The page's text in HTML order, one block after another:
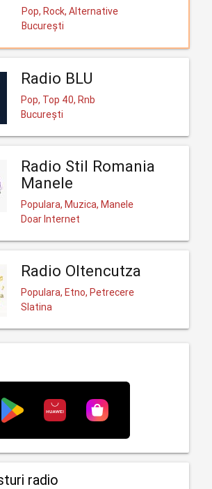
Pop, Rock, Alternative
București
Radio BLU
Pop, Top 40, Rnb
București
Radio Stil Romania
Manele
Populara, Muzica, Manele
Doar Internet
Radio Oltencutza
Populara, Etno, Petrecere
Slatina
radio